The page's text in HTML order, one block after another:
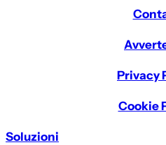
Privacy
Cookie
Soluzioni